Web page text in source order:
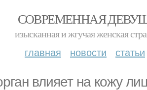
СОВРЕМЕННАЯ
изысканная и жгучая женская
главная новости статьи
влияет на кожу